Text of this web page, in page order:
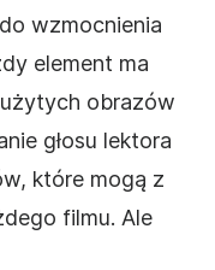
wzmocnienia
element ma
obrazów
głosu lektora
które mogą z
filmu. Ale